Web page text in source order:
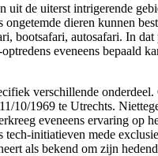
de uiterst intrigerende
dieren kunnen
bootsafari, autosafari. In
eveneens bepaald
verschillende
10/1969 te Utrechts.
eveneens ervaring op
initiatieven mede
als bekend om zijn